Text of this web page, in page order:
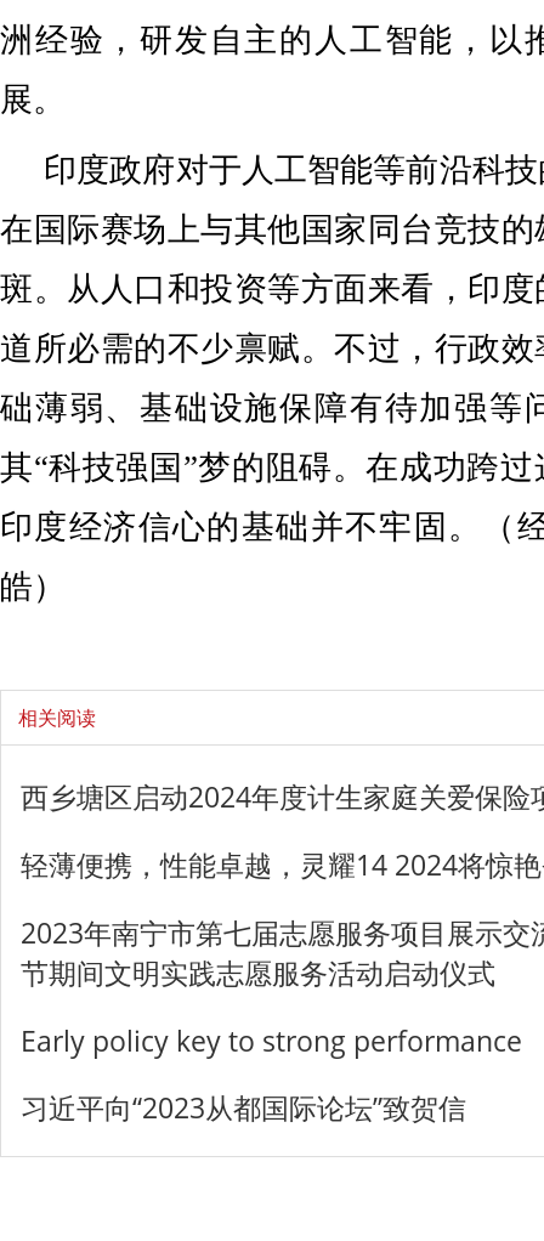
洲经验，研发自主的人工智能，以
展。
印度政府对于人工智能等前沿科
在国际赛场上与其他国家同台竞技
斑。从人口和投资等方面来看，印
道所必需的不少禀赋。不过，行政
础薄弱、基础设施保障有待加强等
其“科技强国”梦的阻碍。在成功跨
印度经济信心的基础并不牢固。（
皓）
相关阅读
西乡塘区启动2024年度计生家庭关爱保险
轻薄便携，性能卓越，灵耀14 2024将惊
2023年南宁市第七届志愿服务项目展示
节期间文明实践志愿服务活动启动仪式
Early policy key to strong performance
习近平向“2023从都国际论坛”致贺信